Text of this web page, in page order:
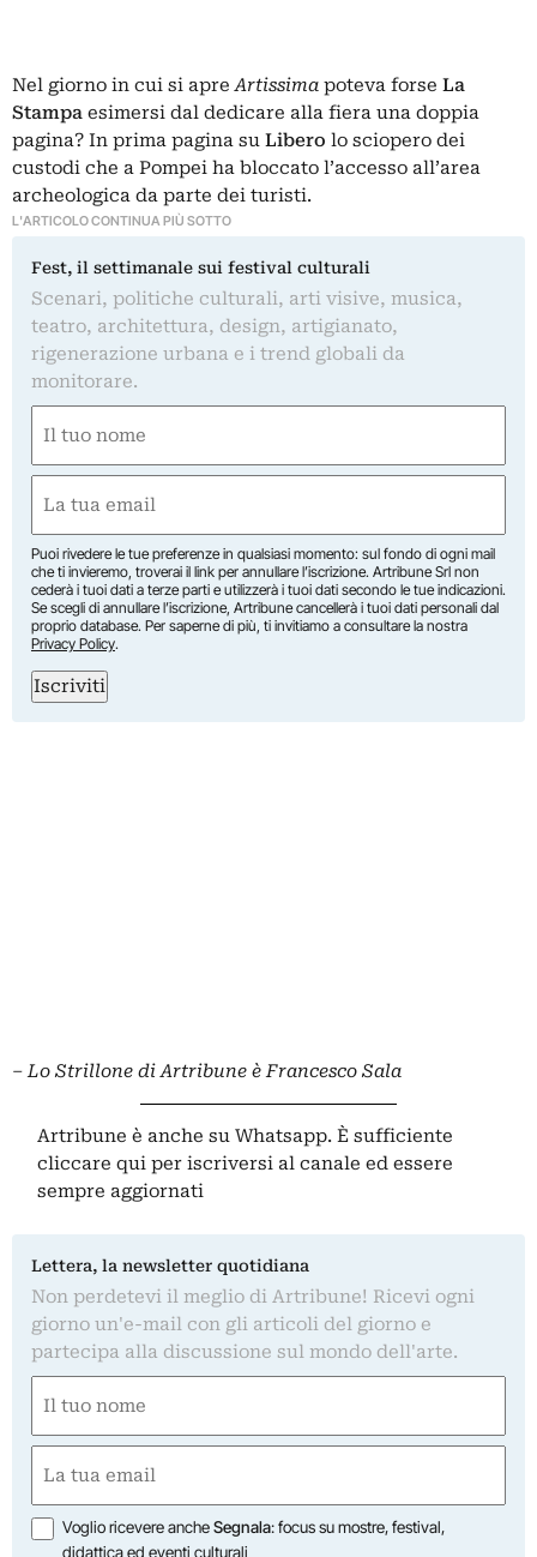
Nel giorno in cui si apreArtissima poteva forse La
Stampa esimersi dal dedicare alla fiera una doppia
pagina? In prima pagina su Libero lo sciopero dei
custodi che a Pompei ha bloccato l’accesso all’area
archeologica da parte dei turisti.
L'ARTICOLO CONTINUA PIÙ SOTTO
Fest, il settimanale sui festival culturali
Scenari, politiche culturali, arti visive, musica,
teatro, architettura, design, artigianato,
rigenerazione urbana e i trend globali da
monitorare.
(Required)
(Required)
Puoi rivedere le tue preferenze in qualsiasi momento: sul fondo di ogni mail
che ti invieremo, troverai il link per annullare l’iscrizione. Artribune Srl non
cederà i tuoi dati a terze parti e utilizzerà i tuoi dati secondo le tue indicazioni.
Se scegli di annullare l’iscrizione, Artribune cancellerà i tuoi dati personali dal
proprio database. Per saperne di più, ti invitiamo a consultare la nostra
Privacy Policy.
Iscriviti
– Lo Strillone di Artribune è Francesco Sala
Artribune è anche su Whatsapp. È sufficiente
cliccare qui per iscriversi al canale ed essere
sempre aggiornati
Lettera, la newsletter quotidiana
Non perdetevi il meglio di Artribune! Ricevi ogni
giorno un'e-mail con gli articoli del giorno e
partecipa alla discussione sul mondo dell'arte.
(Required)
(Required)
Opzioni
Voglio ricevere ancheSegnala: focus su mostre, festival,
didattica ed eventi culturali